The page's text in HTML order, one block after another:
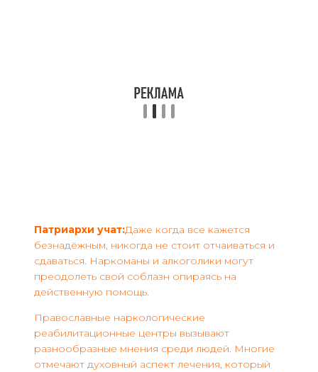
Патриархи учат:Даже когда все кажется
безнадёжным, никогда не стоит отчаиваться и
сдаваться. Наркоманы и алкоголики могут
преодолеть свой соблазн опираясь на
действенную помощь.
Православные наркологические
реабилитационные центры вызывают
разнообразные мнения среди людей. Многие
отмечают духовный аспект лечения, который